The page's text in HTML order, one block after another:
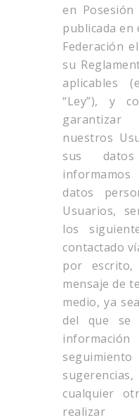
en
publicada en
Federación
su
aplicables
“Ley”), y
nuestros
sus
datos
Usuarios,
los
contactado
por
mensaje de
medio, ya
del que se
cualquier
realizar